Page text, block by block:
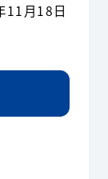
11月18日